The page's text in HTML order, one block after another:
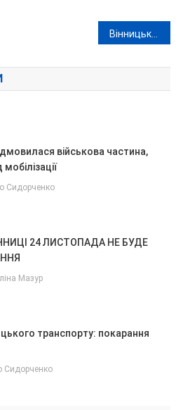
військова частина,
Сидорченко
24 ЛИСТОПАДА НЕ БУДЕ
Мазур
транспорту: покарання
Сидорченко